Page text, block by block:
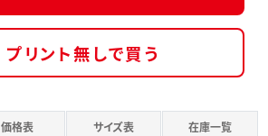
プリント無しで買う
価格表 サイズ表 在庫一覧